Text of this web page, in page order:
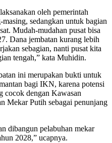
oleh pemerintah
sedangkan untuk bagian
Mudah-mudahan pusat bisa
Dana jembatan kurang lebih
sebagian, nanti pusat kita
tengah,” kata Muhidin.
ini merupakan bukti untuk
bagi IKN, karena potensi
cocok dengan Kawasan
Mekar Putih sebagai penunjang
dibangun pelabuhan mekar
2028,” ucapnya.